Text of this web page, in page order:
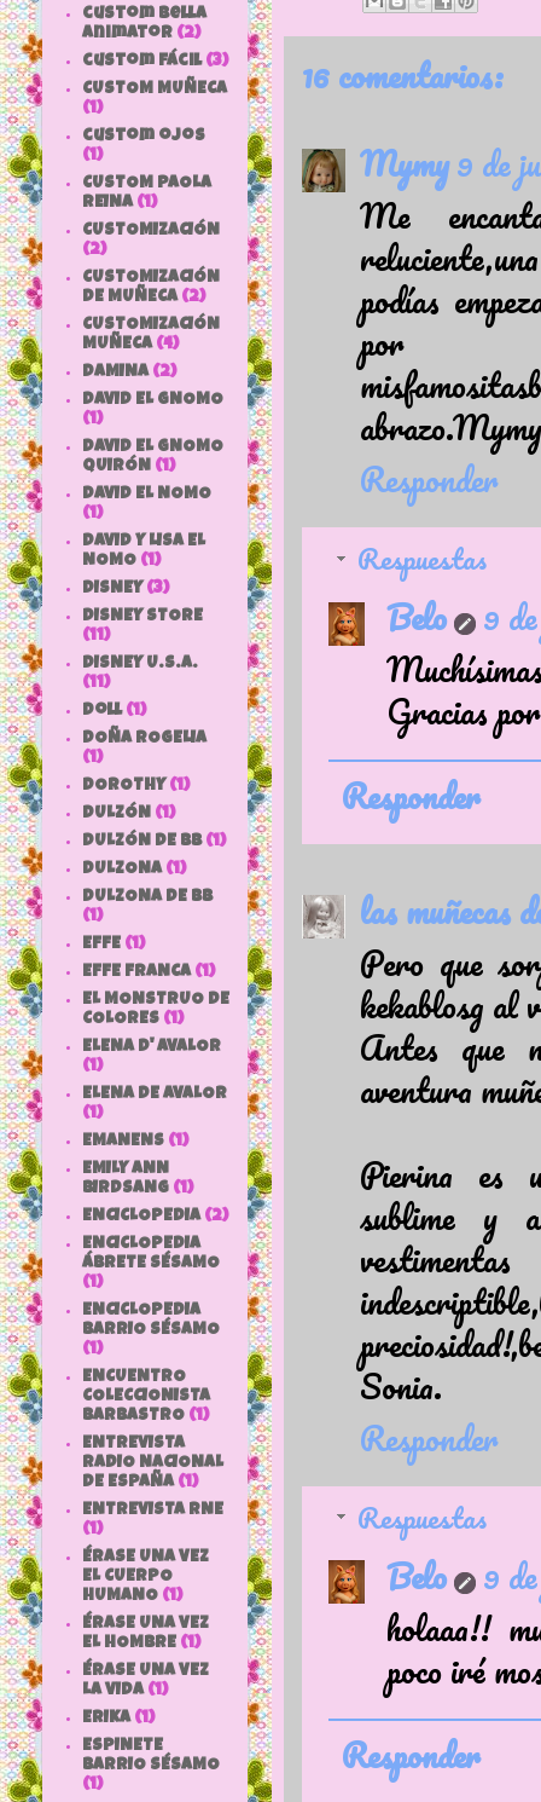
16 comentarios:
Mymy9 de
Me
podías
por el
abrazo.Mymy
Responder
Respuestas
Belo
9
Gracias
Responder
las muñecas
Pero que
kekablosg al
Antes que
aventura
Pierina es
sublime y
Sonia.
Responder
Respuestas
Belo
9
holaaa!!
poco iré
Responder
custom bella
animator (2)
custom fácil (3)
CUSTOM MUÑECA
(1)
custom ojos
(1)
CUSTOM PAOLA
REINA (1)
CUSTOMIZACIÓN
(2)
CUSTOMIZACIÓN
DE MUÑECA (2)
CUSTOMIZACIÓN
MUÑECA (4)
DAMINA (2)
DAVID EL GNOMO
(1)
DAVID EL GNOMO
QUIRÓN (1)
DAVID EL NOMO
(1)
DAVID Y LISA EL
NOMO (1)
DISNEY (3)
DISNEY STORE
(11)
DISNEY U.S.A.
(11)
doll (1)
DOÑA ROGELIA
(1)
DOROTHY (1)
DULZÓN (1)
DULZÓN DE BB (1)
DULZONA (1)
DULZONA DE BB
(1)
EFFE (1)
EFFE FRANCA (1)
EL MONSTRUO DE
COLORES (1)
ELENA D' AVALOR
(1)
ELENA DE AVALOR
(1)
EMANENS (1)
EMILY ANN
BIRDSANG (1)
ENCICLOPEDIA (2)
ENCICLOPEDIA
ÁBRETE SÉSAMO
(1)
ENCICLOPEDIA
BARRIO SÉSAMO
(1)
ENCUENTRO
COLECCIONISTA
BARBASTRO (1)
ENTREVISTA
RADIO NACIONAL
DE ESPAÑA (1)
ENTREVISTA RNE
(1)
ÉRASE UNA VEZ
EL CUERPO
HUMANO (1)
ÉRASE UNA VEZ
EL HOMBRE (1)
ÉRASE UNA VEZ
LA VIDA (1)
ERIKA (1)
ESPINETE
BARRIO SÉSAMO
(1)